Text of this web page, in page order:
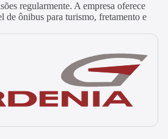
regularmente. A empresa oferece
de ônibus para turismo, fretamento e